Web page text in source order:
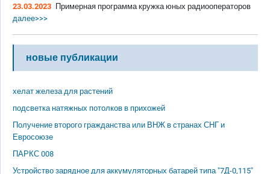
23.03.2023 Примерная программа кружка юных радиооператоров
далее>>>
новые публикации
хелат железа для растений
подсветка натяжных потолков в прихожей
Получение второго гражданства или ВНЖ в странах СНГ и
Евросоюзе
ПАРКС 008
Устройство зарядное для аккумуляторных батарей типа "7Д-0,115"